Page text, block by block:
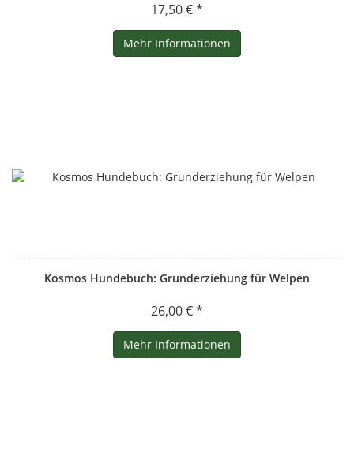
17,50 € *
Mehr Informationen
Kosmos Hundebuch: Grunderziehung für Welpen
26,00 € *
Mehr Informationen